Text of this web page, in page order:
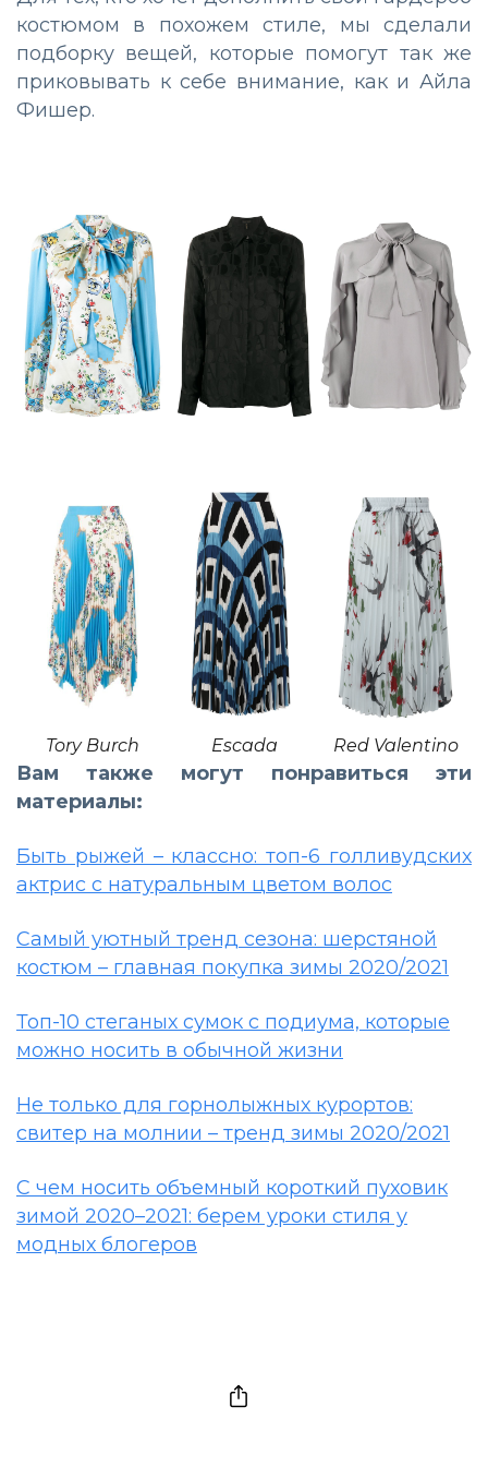
костюмом в похожем стиле, мы сделали
подборку вещей, которые помогут так же
приковывать к себе внимание, как и Айла
Фишер.
Tory Burch Escada Red Valentino
Вам также могут понравиться эти
материалы:
Быть рыжей – классно: топ-6 голливудских
актрис с натуральным цветом волос
Самый уютный тренд сезона: шерстяной
костюм – главная покупка зимы 2020/2021
Топ-10 стеганых сумок с подиума, которые
можно носить в обычной жизни
Не только для горнолыжных курортов:
свитер на молнии – тренд зимы 2020/2021
С чем носить объемный короткий пуховик
зимой 2020–2021: берем уроки стиля у
модных блогеров